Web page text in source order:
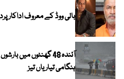
بالی ووڈ کے معروف اداکار
آئندہ 48 گھنٹوں میں
ہنگامی تیاریاں تیز